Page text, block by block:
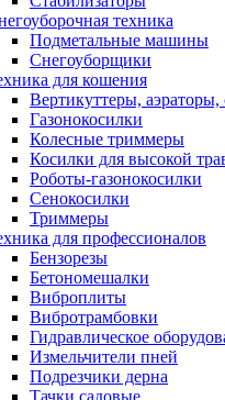
техника
Подметальные машины
Снегоуборщики
для кошения
Вертикуттеры,
Газонокосилки
Колесные триммеры
Косилки для высокой
Роботы-газонокосилки
Сенокосилки
Триммеры
для профессионалов
Бензорезы
Бетономешалки
Виброплиты
Вибротрамбовки
Гидравлическое
Измельчители пней
Подрезчики дерна
Тачки садовые